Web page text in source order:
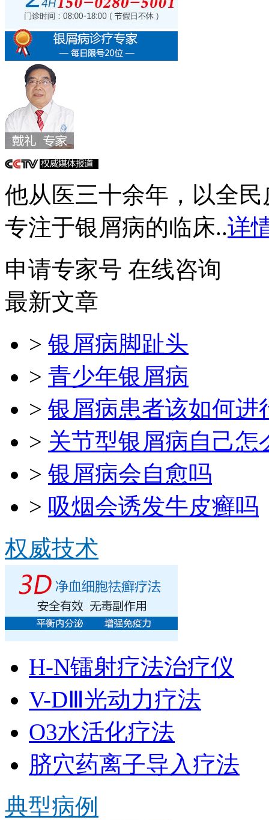
他从医三十余年，以全
专注于银屑病的临床..详
申请专家号 在线咨询
最新文章
> 银屑病脚趾头
> 青少年银屑病
> 银屑病患者该如何进
> 关节型银屑病自己怎
> 银屑病会自愈吗
> 吸烟会诱发牛皮癣吗
权威技术
H-N镭射疗法治疗仪
V-DⅢ光动力疗法
O3水活化疗法
脐穴药离子导入疗法
典型病例